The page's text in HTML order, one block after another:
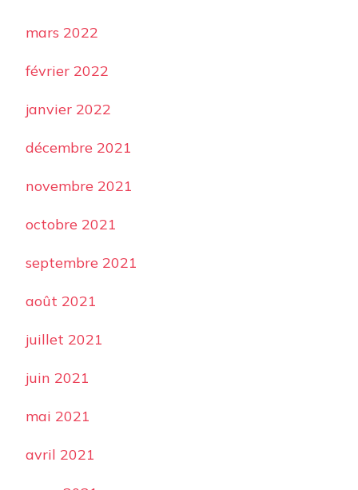
mars 2022
février 2022
janvier 2022
décembre 2021
novembre 2021
octobre 2021
septembre 2021
août 2021
juillet 2021
juin 2021
mai 2021
avril 2021